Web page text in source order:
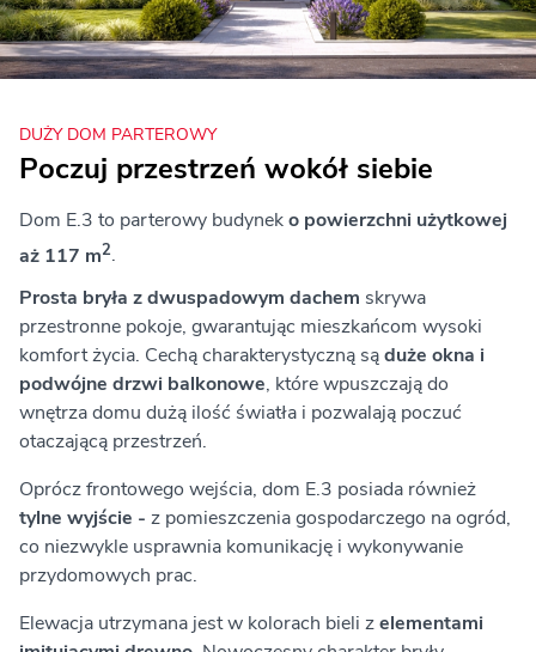
DUŻY DOM PARTEROWY
Poczuj przestrzeń wokół siebie
Dom E.3 to parterowy budyneko powierzchni użytkowej
aż 117 m2.
Prosta bryła z dwuspadowym dachem skrywa
przestronne pokoje, gwarantując mieszkańcom wysoki
komfort życia. Cechą charakterystyczną sąduże okna i
podwójne drzwi balkonowe, które wpuszczają do
wnętrza domu dużą ilość światła i pozwalają poczuć
otaczającą przestrzeń.
Oprócz frontowego wejścia, dom E.3 posiada również
tylne wyjście - z pomieszczenia gospodarczego na ogród,
co niezwykle usprawnia komunikację i wykonywanie
przydomowych prac.
Elewacja utrzymana jest w kolorach bieli zelementami